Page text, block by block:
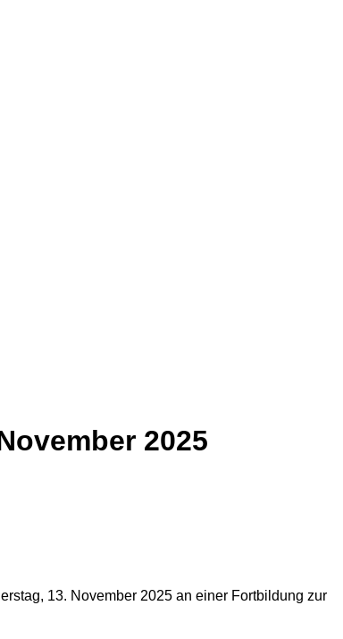
2025
13. November 2025 an einer Fortbildung zur